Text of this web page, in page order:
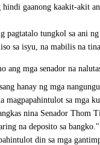
gaanong kaakit-akit
pagtatalo tungkol sa ani
sa isyu, na mabilis na
ang mga senador na
hanay ng mga
magpapahintulot sa mga
nina Senador Thom
na deposito sa bangko."
din sa mga